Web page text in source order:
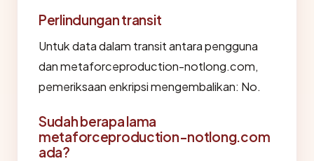
Perlindungan transit
Untuk data dalam transit antara pengguna
dan metaforceproduction-notlong.com,
pemeriksaan enkripsi mengembalikan: No.
Sudah berapa lama
metaforceproduction-notlong.com
ada?